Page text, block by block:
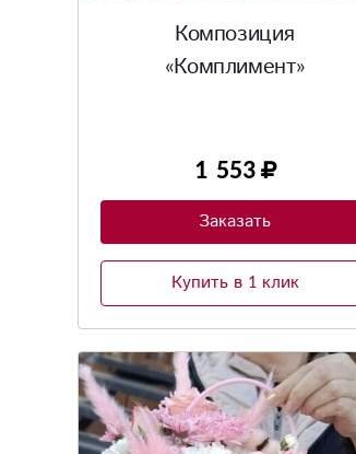
Композиция
«Комплимент»
1 553
Заказать
Купить в 1 клик